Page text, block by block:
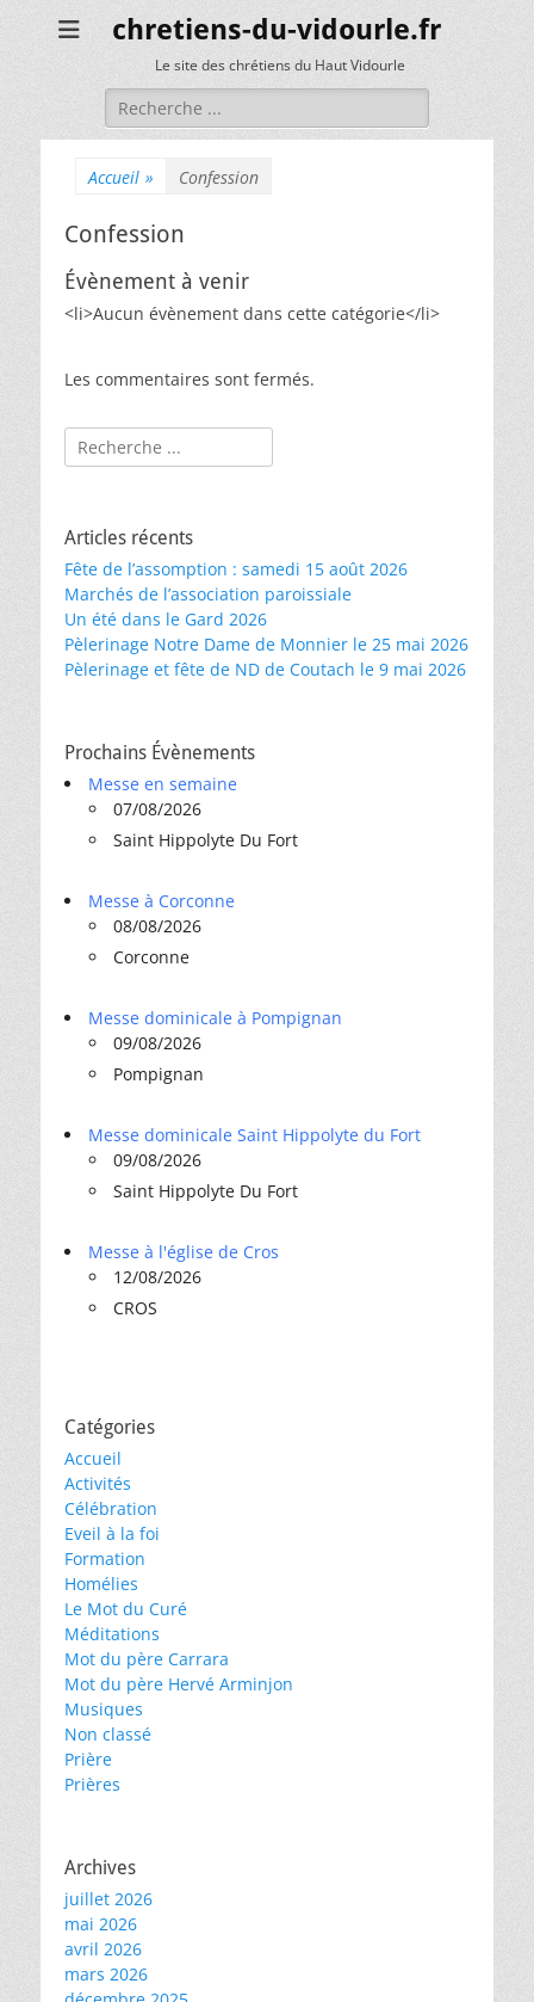
chretiens-du-vidourle.fr
Le site des chrétiens du Haut Vidourle
Rechercher :
Accueil » Confession
Confession
Évènement à venir
<li>Aucun évènement dans cette catégorie</li>
Les commentaires sont fermés.
Rechercher :
Articles récents
Fête de l’assomption : samedi 15 août 2026
Marchés de l’association paroissiale
Un été dans le Gard 2026
Pèlerinage Notre Dame de Monnier le 25 mai 2026
Pèlerinage et fête de ND de Coutach le 9 mai 2026
Prochains Évènements
Messe en semaine
07/08/2026
Saint Hippolyte Du Fort
Messe à Corconne
08/08/2026
Corconne
Messe dominicale à Pompignan
09/08/2026
Pompignan
Messe dominicale Saint Hippolyte du Fort
09/08/2026
Saint Hippolyte Du Fort
Messe à l'église de Cros
12/08/2026
CROS
Catégories
Accueil
Activités
Célébration
Eveil à la foi
Formation
Homélies
Le Mot du Curé
Méditations
Mot du père Carrara
Mot du père Hervé Arminjon
Musiques
Non classé
Prière
Prières
Archives
juillet 2026
mai 2026
avril 2026
mars 2026